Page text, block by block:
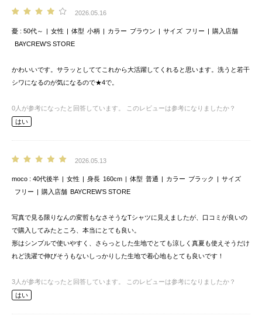
2026.05.16
憂 50代～ 女性 体型 小柄 カラー ブラウン サイズ フリー
購入店舗
BAYCREW’S STORE
かわいいです。サラッとしててこれから大活躍してくれると思います。洗うと若干
シワになるのが気になるので★4で。
0 人が参考になったと回答しています。
このレビューは参考になりましたか？
はい
2026.05.13
moco 40代後半 女性 身長 160cm 体型 普通 カラー ブラック
サイズ
フリー
購入店舗 BAYCREW’S STORE
写真で見る限りなんの変哲もなさそうなTシャツに見えましたが、口コミが良いの
で購入してみたところ、本当にとても良い。
形はシンプルで使いやすく、さらっとした生地でとても涼しく真夏も使えそうだけ
れど洗濯で伸びそうもないしっかりした生地で着心地もとても良いです！
3 人が参考になったと回答しています。
このレビューは参考になりましたか？
はい